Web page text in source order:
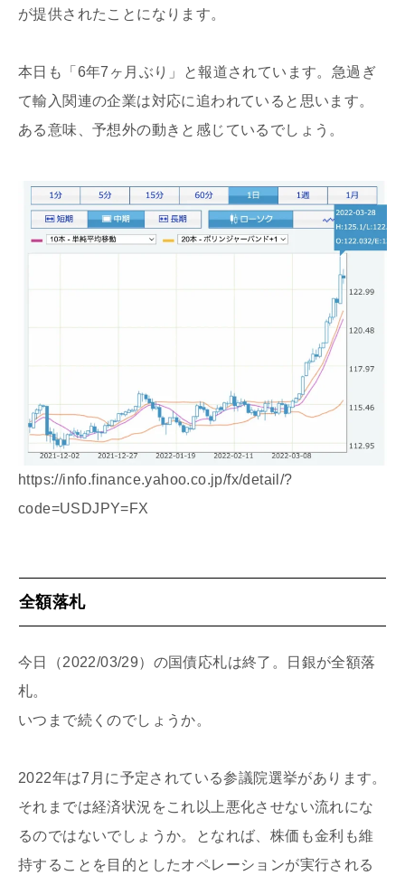
が提供されたことになります。
本日も「6年7ヶ月ぶり」と報道されています。急過ぎ
て輸入関連の企業は対応に追われていると思います。
ある意味、予想外の動きと感じているでしょう。
https://info.finance.yahoo.co.jp/fx/detail/?
code=USDJPY=FX
全額落札
今日（2022/03/29）の国債応札は終了。日銀が全額落
札。
いつまで続くのでしょうか。
2022年は7月に予定されている参議院選挙があります。
それまでは経済状況をこれ以上悪化させない流れにな
るのではないでしょうか。となれば、株価も金利も維
持することを目的としたオペレーションが実行される